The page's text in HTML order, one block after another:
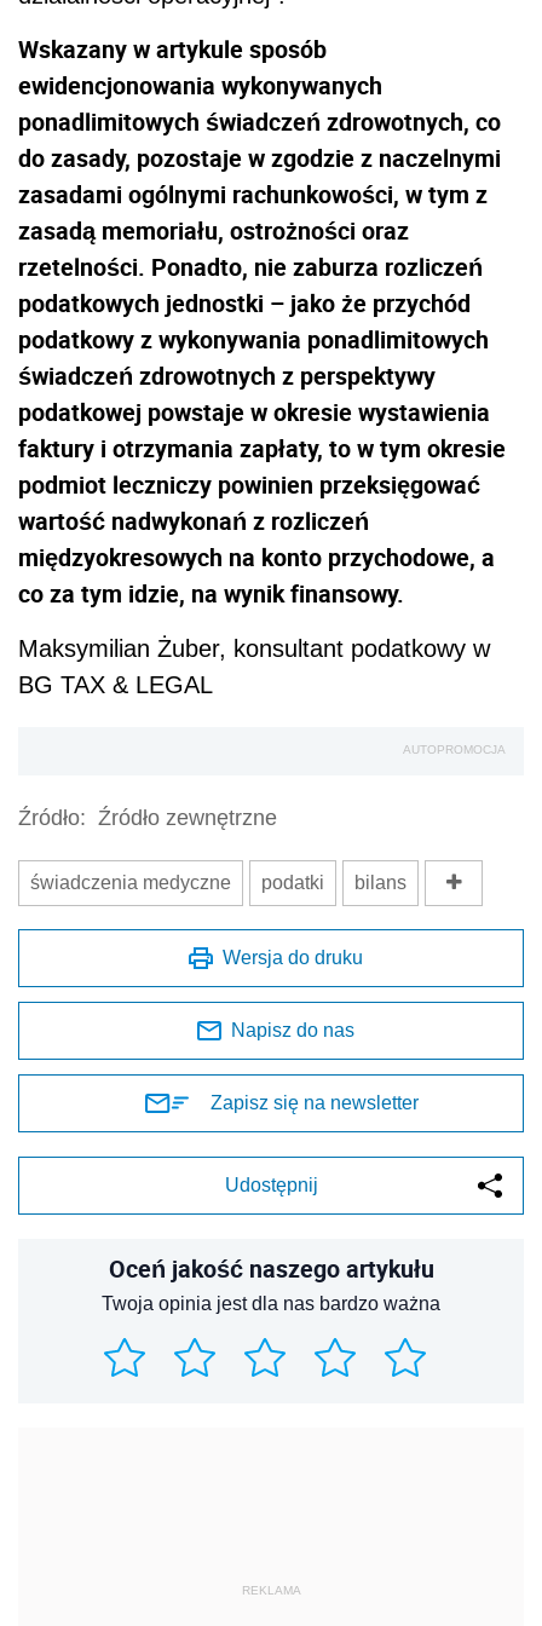
Wskazany w artykule sposób
ewidencjonowania wykonywanych
ponadlimitowych świadczeń zdrowotnych, co
do zasady, pozostaje w zgodzie z naczelnymi
zasadami ogólnymi rachunkowości, w tym z
zasadą memoriału, ostrożności oraz
rzetelności. Ponadto, nie zaburza rozliczeń
podatkowych jednostki – jako że przychód
podatkowy z wykonywania ponadlimitowych
świadczeń zdrowotnych z perspektywy
podatkowej powstaje w okresie wystawienia
faktury i otrzymania zapłaty, to w tym okresie
podmiot leczniczy powinien przeksięgować
wartość nadwykonań z rozliczeń
międzyokresowych na konto przychodowe, a
co za tym idzie, na wynik finansowy.
Maksymilian Żuber, konsultant podatkowy w
BG TAX & LEGAL
AUTOPROMOCJA
Źródło: Źródło zewnętrzne
świadczenia medyczne podatki bilans
Wersja do druku
Napisz do nas
Zapisz się na newsletter
Udostępnij
Oceń jakość naszego artykułu
Twoja opinia jest dla nas bardzo ważna
REKLAMA